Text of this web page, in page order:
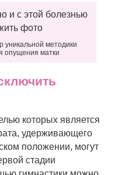
уникальной методики
опущения матки
которых является
удерживающего
положении, могут
стадии